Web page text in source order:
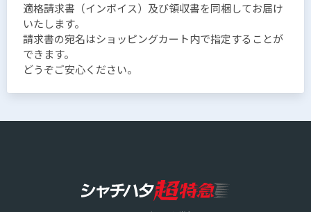
適格請求書（インボイス）及び領収書を同梱してお届け
いたします。
請求書の宛名はショッピングカート内で指定することが
できます。
どうぞご安心ください。